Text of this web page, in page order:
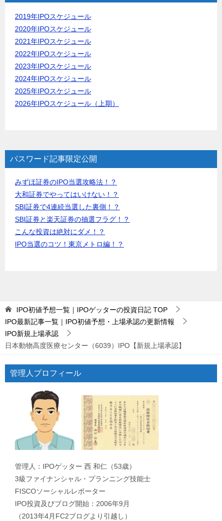
2019年IPOスケジュール
2020年IPOスケジュール
2021年IPOスケジュール
2022年IPOスケジュール
2023年IPOスケジュール
2024年IPOスケジュール
2025年IPOスケジュール
2026年IPOスケジュール（上期）
パスワード記事限定公開
みずほ証券のIPO当選攻略法！？
大和証券でやってはいけない！？
SBI証券で4連続当選した裏側！？
SBI証券と楽天証券の抽選フラグ！？
こんな投資は絶対にダメ！？
IPO当選のコツ！東京メトロ編！？
IPO初値予想一覧｜IPOゲッターの投資日記 TOP
IPO最新記事一覧｜IPO初値予想・上場承認の更新情報
IPO新規上場承認
日本動物高度医療センター（6039）IPO【新規上場承認】
管理人プロフィール
管理人：IPOゲッター 西 和仁（53歳）
3級ファイナンシャル・プランニング技能士
FISCOソーシャルレポーター
IPO投資及びブログ開始：2006年9月
（2013年4月FC2ブログより引越し）